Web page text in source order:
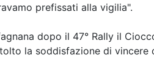
prefissati alla vigilia".
dopo il 47° Rally il
la soddisfazione di